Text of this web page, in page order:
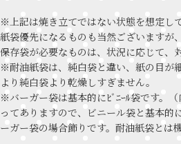
※上記は焼き立てではない状態を想定し
紙袋優先になるものも当然ございますが
保存袋が必要なものは、状況に応じて、
※耐油紙袋は、純白袋と違い、紙の目が
より純白袋より乾燥しすぎません。
※バーガー袋は基本的にﾋﾞﾆｰﾙ袋です。
ってありますので、ビニール袋と基本的
ーガー袋の場合飾りです。耐油紙袋とは